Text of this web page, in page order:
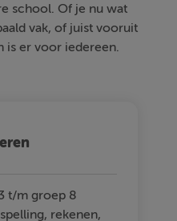
school. Of je nu wat
vak, of juist vooruit
is er voor iedereen.
t/m groep 8
rekenen,